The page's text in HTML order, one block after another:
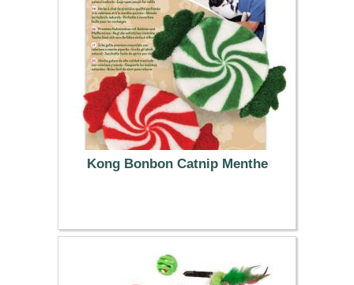
Kong Bonbon Catnip Menthe
5.99 €